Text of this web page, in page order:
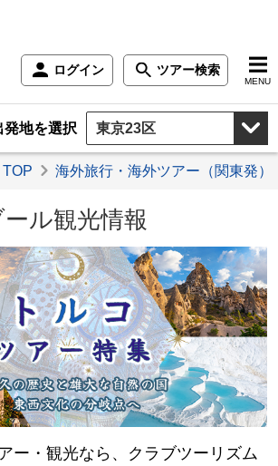
ログイン ツアー検索
MENU
発地を選択
海外旅行・海外ツアー（関東発）
ル観光情報
ー・観光なら、クラブツーリズム